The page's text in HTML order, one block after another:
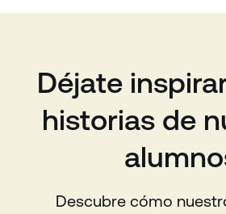
Déjate
historias de
Descubre cómo